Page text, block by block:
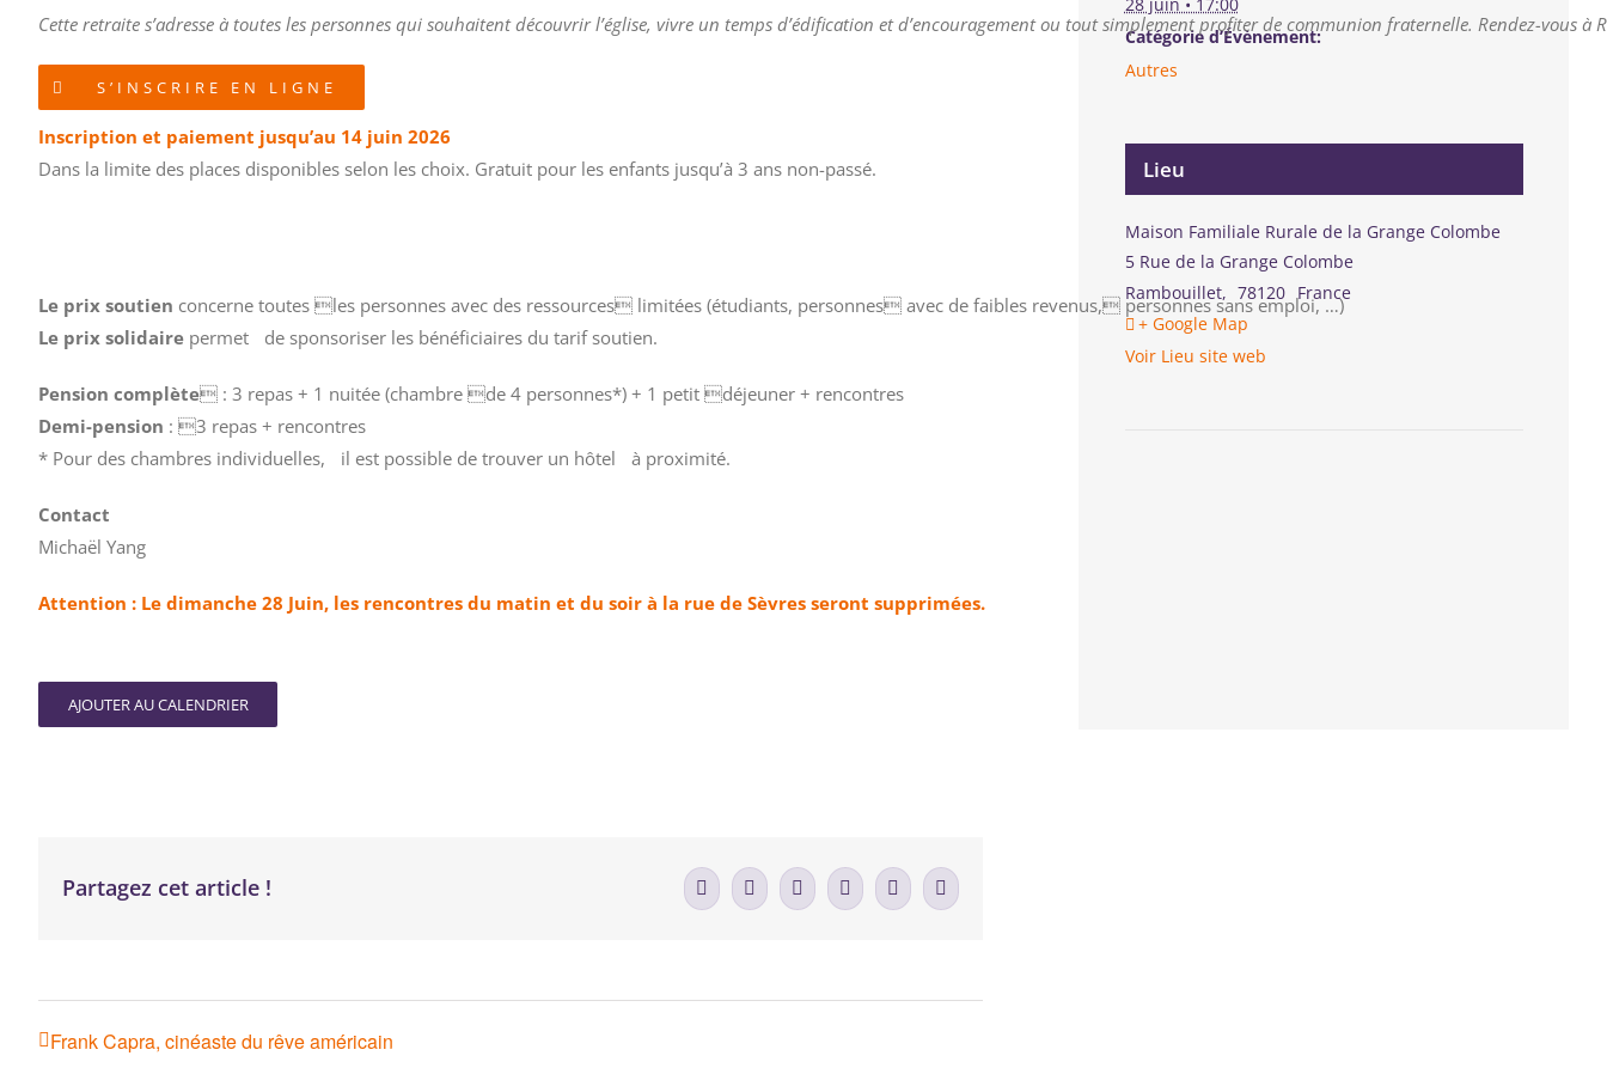
Cette retraite s’adresse à toutes les personnes qui souhaitent découvrir l’église, vivre un temps d’édification et d’encouragement ou tout simplement profiter de communion fraternelle. Rendez-vous
S’INSCRIRE EN LIGNE
Inscription et paiement jusqu’au 14 juin 2026
Dans la limite des places disponibles selon les choix. Gratuit pour les enfants jusqu’à 3 ans non-passé.
Le prix soutien concerne toutes les personnes avec des ressources limitées (étudiants, personnes avec de faibles revenus, personnes sans emploi, …)
Le prix solidaire permet de sponsoriser les bénéficiaires du tarif soutien.
Pension complète : 3 repas + 1 nuitée (chambre de 4 personnes*) + 1 petit déjeuner + rencontres
Demi-pension : 3 repas + rencontres
* Pour des chambres individuelles, il est possible de trouver un hôtel à proximité.
Contact
Michaël Yang
Attention : Le dimanche 28 Juin, les rencontres du matin et du soir à la rue de Sèvres seront supprimées.
AJOUTER AU CALENDRIER
Partagez cet article ! Facebook
X LinkedInWhatsApp
TumblrEmail
Frank Capra, cinéaste du rêve américain
28 juin • 17:00
Catégorie d’Évènement:
Autres
Lieu
Maison Familiale Rurale de la Grange Colombe
5 Rue de la Grange Colombe
Rambouillet, 78120 France
+ Google Map
Voir Lieu site web